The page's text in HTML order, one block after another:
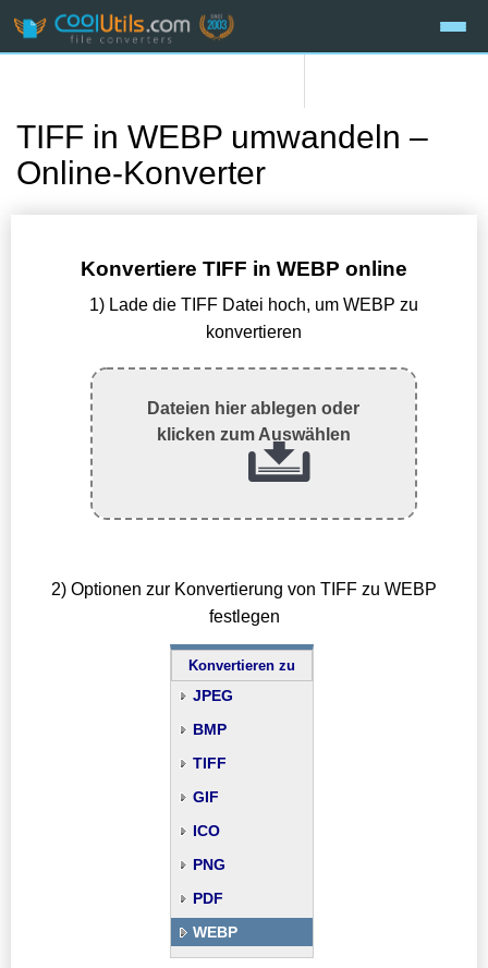
TIFF in WEBP umwandeln –
Online-Konverter
Konvertiere TIFF in WEBP online
1) Lade die TIFF Datei hoch, um WEBP zu
konvertieren
Dateien hier ablegen oder
klicken zum Auswählen
2) Optionen zur Konvertierung von TIFF zu WEBP
festlegen
Konvertieren zu
JPEG
BMP
TIFF
GIF
ICO
PNG
PDF
WEBP